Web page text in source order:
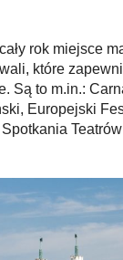
rok miejsce
które
Są to m.in.:
Europejski